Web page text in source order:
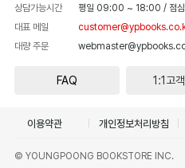
상담가능시간 평일 09:00 ~ 18:00 / 점
대표 메일
대량 주문
FAQ 1:1고
이용약관 개인정보처리방침
© YOUNGPOONG BOOKSTORE INC.